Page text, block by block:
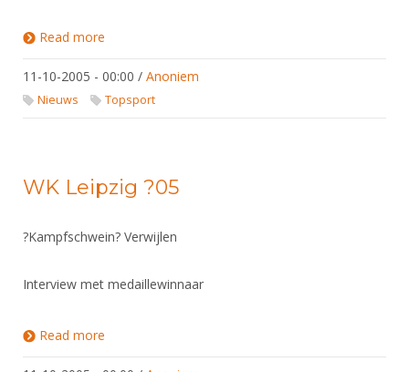
Read more
11-10-2005 - 00:00 / Anoniem
Nieuws Topsport
WK Leipzig ?05
?Kampfschwein? Verwijlen
Interview met medaillewinnaar
Read more